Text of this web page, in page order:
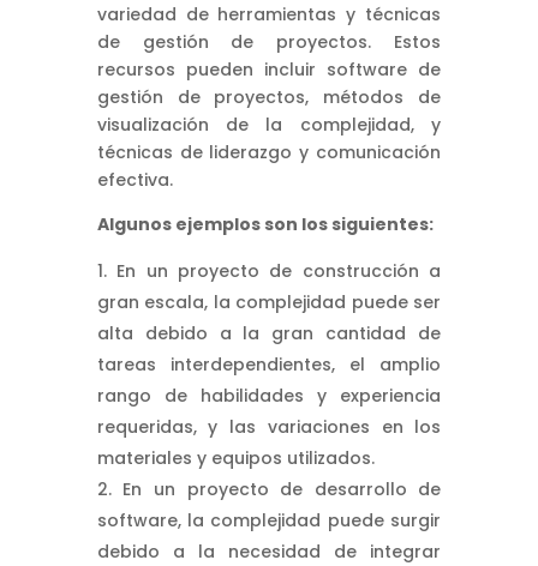
variedad de herramientas y técnicas
de gestión de proyectos. Estos
recursos pueden incluir software de
gestión de proyectos, métodos de
visualización de la complejidad, y
técnicas de liderazgo y comunicación
efectiva.
Algunos ejemplos son los siguientes:
En un proyecto de construcción a
gran escala, la complejidad puede ser
alta debido a la gran cantidad de
tareas interdependientes, el amplio
rango de habilidades y experiencia
requeridas, y las variaciones en los
materiales y equipos utilizados.
En un proyecto de desarrollo de
software, la complejidad puede surgir
debido a la necesidad de integrar